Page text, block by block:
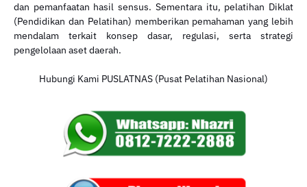
dan pemanfaatan hasil sensus. Sementara itu, pelatihan Diklat
(Pendidikan dan Pelatihan) memberikan pemahaman yang lebih
mendalam terkait konsep dasar, regulasi, serta strategi
pengelolaan aset daerah.
Hubungi Kami PUSLATNAS (Pusat Pelatihan Nasional)